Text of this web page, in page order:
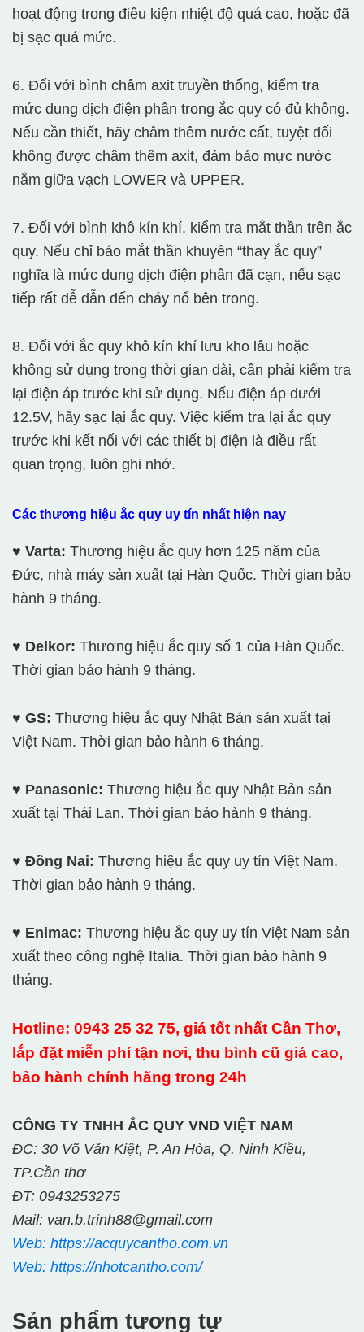
hoạt động trong điều kiện nhiệt độ quá cao, hoặc đã
bị sạc quá mức.
6. Đối với bình châm axit truyền thống, kiểm tra
mức dung dịch điện phân trong ắc quy có đủ không.
Nếu cần thiết, hãy châm thêm nước cất, tuyệt đối
không được châm thêm axit, đảm bảo mực nước
nằm giữa vạch LOWER và UPPER.
7. Đối với bình khô kín khí, kiểm tra mắt thần trên ắc
quy. Nếu chỉ báo mắt thần khuyên “thay ắc quy”
nghĩa là mức dung dịch điện phân đã cạn, nếu sạc
tiếp rất dễ dẫn đến cháy nổ bên trong.
8. Đối với ắc quy khô kín khí lưu kho lâu hoặc
không sử dụng trong thời gian dài, cần phải kiểm tra
lại điện áp trước khi sử dụng. Nếu điện áp dưới
12.5V, hãy sạc lại ắc quy. Việc kiểm tra lại ắc quy
trước khi kết nối với các thiết bị điện là điều rất
quan trọng, luôn ghi nhớ.
Các thương hiệu ắc quy uy tín nhất hiện nay
♥ Varta: Thương hiệu ắc quy hơn 125 năm của
Đức, nhà máy sản xuất tại Hàn Quốc. Thời gian bảo
hành 9 tháng.
♥ Delkor: Thương hiệu ắc quy số 1 của Hàn Quốc.
Thời gian bảo hành 9 tháng.
♥ GS: Thương hiệu ắc quy Nhật Bản sản xuất tại
Việt Nam. Thời gian bảo hành 6 tháng.
♥ Panasonic: Thương hiệu ắc quy Nhật Bản sản
xuất tại Thái Lan. Thời gian bảo hành 9 tháng.
♥ Đồng Nai: Thương hiệu ắc quy uy tín Việt Nam.
Thời gian bảo hành 9 tháng.
♥ Enimac: Thương hiệu ắc quy uy tín Việt Nam sản
xuất theo công nghệ Italia. Thời gian bảo hành 9
tháng.
Hotline: 0943 25 32 75, giá tốt nhất Cần Thơ,
lắp đặt miễn phí tận nơi, thu bình cũ giá cao,
bảo hành chính hãng trong 24h
CÔNG TY TNHH ẮC QUY VND VIỆT NAM
ĐC: 30 Võ Văn Kiệt, P. An Hòa, Q. Ninh Kiều,
TP.Cần thơ
ĐT: 0943253275
Mail: van.b.trinh88@gmail.com
Web: https://acquycantho.com.vn
Web: https://nhotcantho.com/
Sản phẩm tương tự